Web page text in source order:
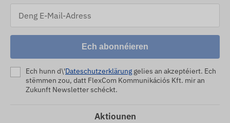
Ech abonnéieren
Ech hunn d\'Dateschutzerklärung gelies an akzeptéiert. Ech
stëmmen zou, datt FlexCom Kommunikációs Kft. mir an
Zukunft Newsletter schéckt.
Aktiounen